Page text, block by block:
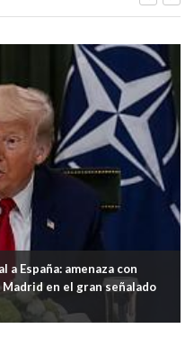
España: amenaza con
en el gran señalado